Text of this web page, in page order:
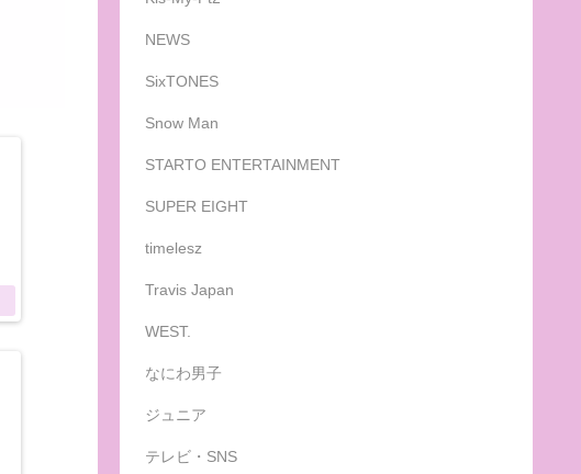
NEWS
SixTONES
Snow Man
STARTO ENTERTAINMENT
SUPER EIGHT
timelesz
Travis Japan
WEST.
なにわ男子
ジュニア
テレビ・SNS